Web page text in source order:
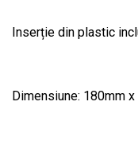
Inserție din plastic
Dimensiune: 180mm